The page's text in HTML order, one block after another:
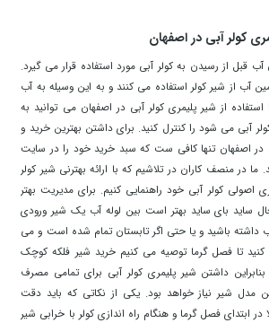
کولر آبی در اصفهان
آب قبل از رسیدن به کولر آبی مورد استفاده قرار می گیرد.
آب از شیر کولر استفاده می کنند و به این وسیله به آب
از شیر پلیمری کولر آبی در اصفهان می توانید به
آبی می شود را کنترل کنید. برای داشتن بهترین خرید و
در اصفهان تنها کافی ست که سبد خرید خود را در سایت
ما در منصف کاران در تلاشیم که با ارائه بهترنی شیر کولر
اصولی کولر آبی خود راهنمایی کنیم. برای مدیریت بهتر
ساید بای ساید بهتر است بین لوله آب یک شیر ورودی
باشید و یا حتی اگر تابستان تمام شده است و می
کنید تا فصل گرما توصیه می کنیم خرید شیر فلکه کوچک
داشتن شیر پلیمری کولر آبی برای تمامی مصرف
مدل شیر نیاز خواهد بود. یکی از نکاتی که باید دقت
ابتدای فصل گرما و هنگام راه اندازی کولر با خرابی شیر